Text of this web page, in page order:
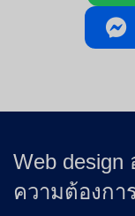
Web design
ความต้องก